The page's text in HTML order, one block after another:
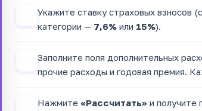
Укажите ставку страховых взносов
категории — 7,6% или 15%).
Заполните поля дополнительных
прочие расходы и годовая премия.
Нажмите «Рассчитать» и получите